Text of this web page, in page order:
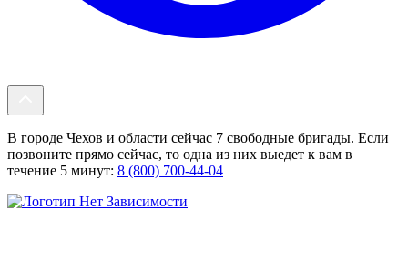
В городе Чехов и области сейчас 7 свободные бригады. Если
позвоните прямо сейчас, то одна из них выедет к вам в
течение 5 минут: 8 (800) 700-44-04